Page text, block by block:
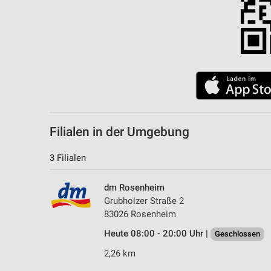
Filialen in der Umgebung
3 Filialen
dm Rosenheim
Grubholzer Straße 2
83026 Rosenheim
Heute 08:00 - 20:00 Uhr |
Geschlossen
2,26 km